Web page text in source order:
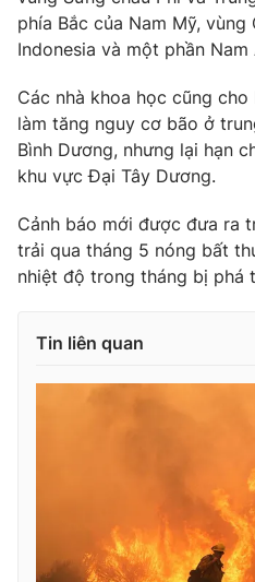
Ðiện thoại Thời báo VTV:
024.66
Email: toasoan@vtv.vn
® Cấm sao chép dưới mọi hình
thuận bằng văn bản. Ghi rõ
phía Bắc của Nam Mỹ, vùng
Indonesia và một phần
Các nhà khoa học cũng
làm tăng nguy cơ bão ở
Bình Dương, nhưng lại hạn
khu vực Đại Tây Dương.
Cảnh báo mới được đưa ra
trải qua tháng 5 nóng bất
nhiệt độ trong tháng bị phá
Tin liên quan